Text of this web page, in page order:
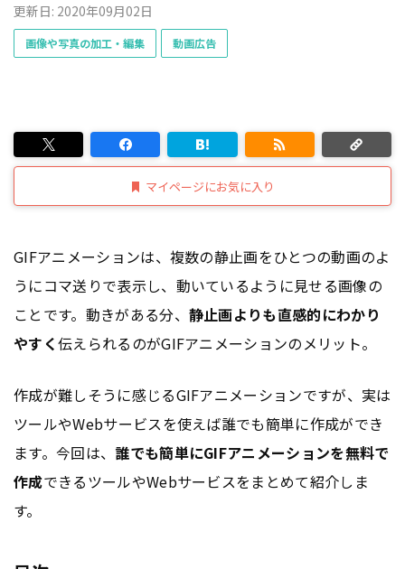
更新日: 2020年09月02日
画像や写真の加工・編集 動画広告
マイページにお気に入り
GIFアニメーションは、複数の静止画をひとつの動画のよ
うにコマ送りで表示し、動いているように見せる画像の
ことです。動きがある分、 静止画よりも直感的にわかり
やすく伝えられるのがGIFアニメーションのメリット。
作成が難しそうに感じるGIFアニメーションですが、実は
ツールやWebサービスを使えば誰でも簡単に作成ができ
ます。今回は、誰でも簡単にGIFアニメーションを無料で
作成できるツールやWebサービスをまとめて紹介しま
す。